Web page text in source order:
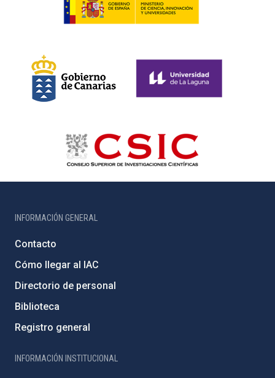
INFORMACIÓN GENERAL
Contacto
Cómo llegar al IAC
Directorio de personal
Biblioteca
Registro general
INFORMACIÓN INSTITUCIONAL